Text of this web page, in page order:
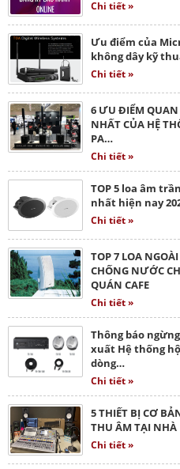
Chi tiết »
Ưu điểm của
không dây kỹ
Chi tiết »
6 ƯU ĐIỂM QUAN
NHẤT CỦA HỆ
PA…
Chi tiết »
TOP 5 loa âm
nhất hiện nay
Chi tiết »
TOP 7 LOA
CHỐNG NƯỚC
QUÁN CAFE
Chi tiết »
Thông báo
xuất Hệ thống
dòng…
Chi tiết »
5 THIẾT BỊ CƠ
THU ÂM TẠI NHÀ
Chi tiết »